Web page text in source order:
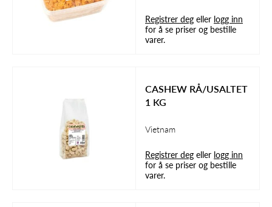
Registrer deg eller logg inn
for å se priser og bestille
varer.
CASHEW RÅ/USALTET
1 KG
Vietnam
Registrer deg eller logg inn
for å se priser og bestille
varer.